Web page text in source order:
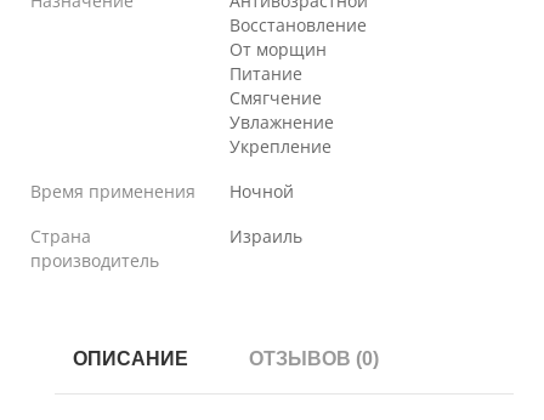
Восстановление
От морщин
Питание
Смягчение
Увлажнение
Укрепление
Время применения
Ночной
Страна
производитель
Израиль
ОПИСАНИЕ ОТЗЫВОВ (0)